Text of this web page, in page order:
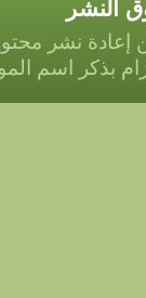
النشر
إعادة نشر
بذكر اسم